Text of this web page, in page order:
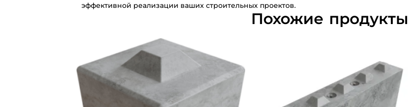
эффективной реализации ваших строительных проектов.
Похожие продукты